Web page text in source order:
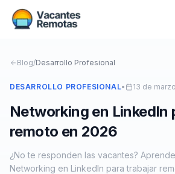
Vacantes
Blog
Nosotros
Contacto
Calculadora Freelance
Blog/Desarrollo Profesional
DESARROLLO PROFESIONAL• 13 de
Networking en LinkedIn
remoto en 2026
¿No te responden las vacantes?
Networking en LinkedIn para trabajar